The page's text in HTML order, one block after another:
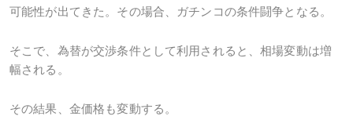
可能性が出てきた。その場合、ガチンコの条件闘争となる。
そこで、為替が交渉条件として利用されると、相場変動は増
幅される。
その結果、金価格も変動する。